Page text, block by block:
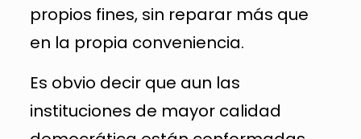
propios fines, sin reparar más que
en la propia conveniencia.
Es obvio decir que aun las
instituciones de mayor calidad